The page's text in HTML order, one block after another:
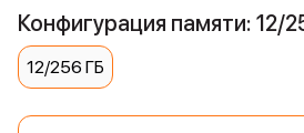
Конфигурация памяти: 12/
12/256 ГБ